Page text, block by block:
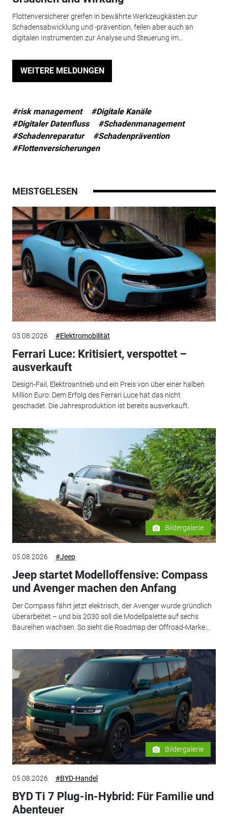
Flottenversicherer greifen in bewährte Werkzeugkästen zur
Schadensabwicklung und -prävention, feilen aber auch an
digitalen Instrumenten zur Analyse und Steuerung im...
WEITERE MELDUNGEN
#risk management
#Digitale Kanäle
#Digitaler Datenfluss
#Schadenmanagement
#Schadenreparatur
#Schadenprävention
#Flottenversicherungen
MEISTGELESEN
03.08.2026 #Elektromobilität
Ferrari Luce: Kritisiert, verspottet –
ausverkauft
Design-Fail, Elektroantrieb und ein Preis von über einer halben
Million Euro: Dem Erfolg des Ferrari Luce hat das nicht
geschadet. Die Jahresproduktion ist bereits ausverkauft.
Bildergalerie
05.08.2026 #Jeep
Jeep startet Modelloffensive: Compass
und Avenger machen den Anfang
Der Compass fährt jetzt elektrisch, der Avenger wurde gründlich
überarbeitet – und bis 2030 soll die Modellpalette auf sechs
Baureihen wachsen. So sieht die Roadmap der Offroad-Marke...
Bildergalerie
05.08.2026 #BYD-Handel
BYD Ti 7 Plug-in-Hybrid: Für Familie und
Abenteuer